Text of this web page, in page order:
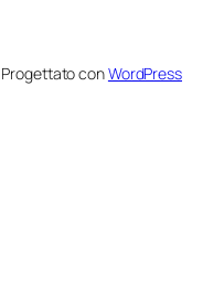
Progettato conWordPress